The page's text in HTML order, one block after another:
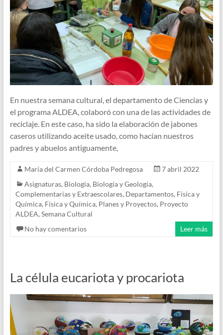
En nuestra semana cultural, el departamento de Ciencias y
el programa ALDEA, colaboró con una de las actividades de
reciclaje. En este caso, ha sido la elaboración de jabones
caseros utilizando aceite usado, como hacían nuestros
padres y abuelos antiguamente,
María del Carmen Córdoba Pedregosa
7 abril 2022
Asignaturas, Biología, Biología y Geología,
Complementarias y Extraescolares, Departamentos, Física y
Química, Física y Química, Planes y Proyectos, Proyecto
ALDEA, Semana Cultural
No hay comentarios
Leer más
La célula eucariota y procariota